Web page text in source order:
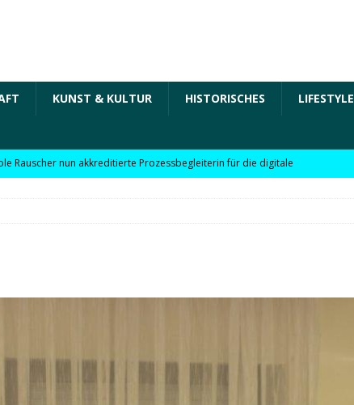
KUNST & KULTUR HISTORISCHES LIFESTYLE
Rauscher nun akkreditierte Prozessbegleiterin für die digitale
für KMU
WIRTSCHAFT
will digitale Lösungen für den Einzelhandel Lindauer Zeitung –